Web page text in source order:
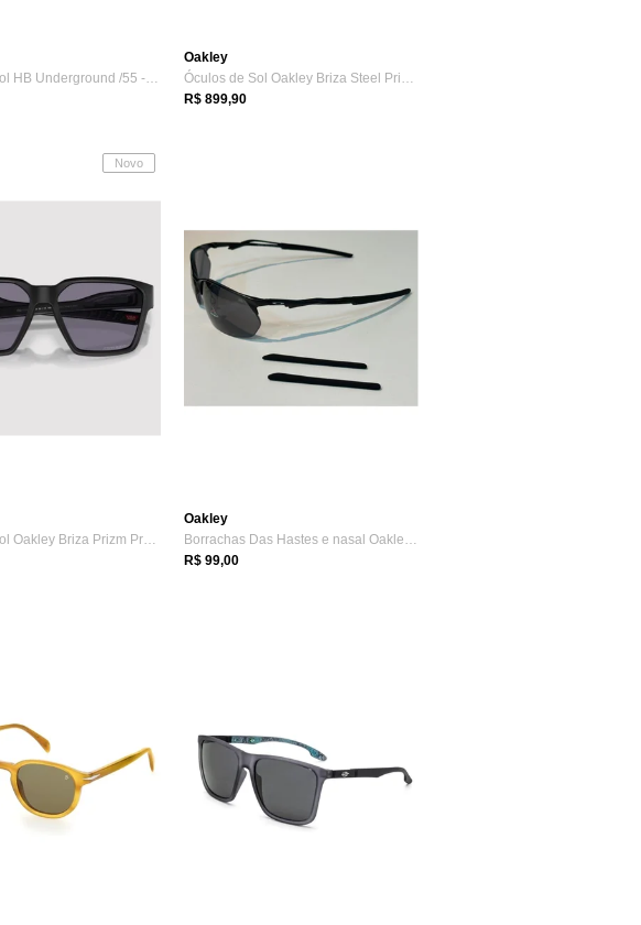
Óculos de Sol HB Underground /55 - Preto
Oakley
Óculos de Sol Oakley Briza Steel Prizm Cinza
R$ 899,90
Novo
Óculos de Sol Oakley Briza Prizm Preto e Cinza
Oakley
Borrachas Das Hastes e nasal Oakley Wire...
R$ 99,00